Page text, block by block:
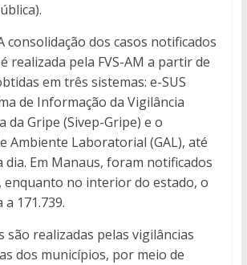
consolidação dos casos notificados
realizada pela FVS-AM a partir de
em três sistemas: e-SUS
de Informação da Vigilância
da Gripe (Sivep-Gripe) e o
Ambiente Laboratorial (GAL), até
dia. Em Manaus, foram notificados
enquanto no interior do estado, o
171.739.
são realizadas pelas vigilâncias
dos municípios, por meio de